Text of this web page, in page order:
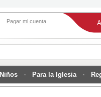
Pagar mi cuenta
Niños Para la Iglesia